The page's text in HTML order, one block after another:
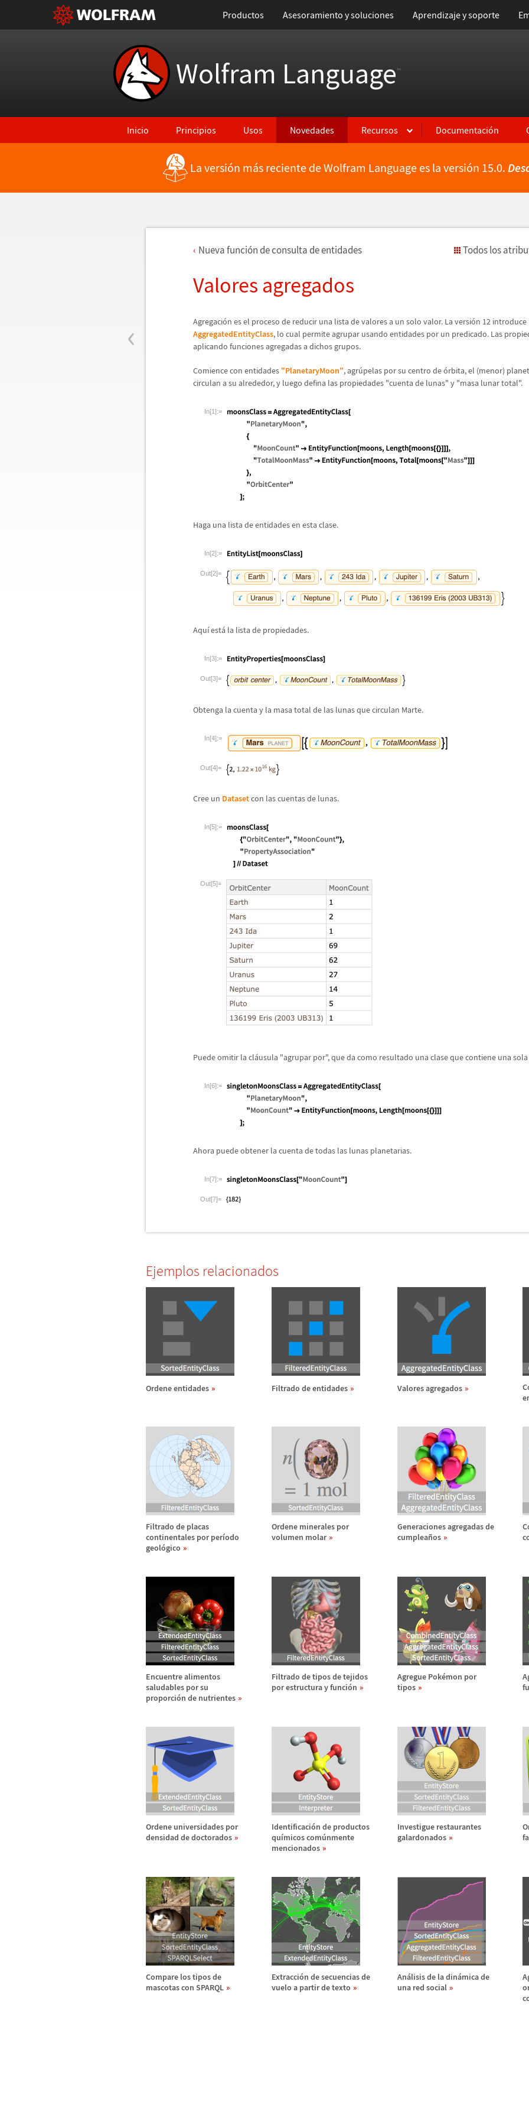
Productos Asesoramiento y soluciones Aprendizaje y soporte
Wolfram Language™
Inicio Principios Usos Novedades Recursos Documentación
La versión más reciente de Wolfram Language es la versión 15.0.
‹
Nueva función de consulta de entidades Todos los
Valores agregados
Agregación es el proceso de reducir una lista de valores a un solo valor. La versión 12 introduce
AggregatedEntityClass, lo cual permite agrupar usando entidades por un predicado. Las
aplicando funciones agregadas a dichos grupos.
Comience con entidades "PlanetaryMoon", agrúpelas por su centro deórbita, el (menor)
circulan a su alrededor, y luego defina las propiedades "cuenta de lunas" y "masa lunar total".
In[1]:=
Haga una lista de entidades en esta clase.
In[2]:=
Out[2]=
Aquíestá la lista de propiedades.
In[3]:=
Out[3]=
Obtenga la cuenta y la masa total de las lunas que circulan Marte.
In[4]:=
Out[4]=
Cree un Datasetcon las cuentas de lunas.
In[5]:=
Out[5]=
Puede omitir la cláusula "agrupar por", que da como resultado una clase que contiene una
In[6]:=
Ahora puede obtener la cuenta de todas las lunas planetarias.
In[7]:=
Out[7]=
Ejemplos relacionados
Ordene entidades Filtrado de entidades Valores agregados
Filtrado de placas
continentales por período
geológico
Ordene minerales por
volumen molar
Generaciones agregadas de
cumpleaños
Encuentre alimentos
saludables por su
proporción de nutrientes
Filtrado de tipos de tejidos
por estructura y función
Agregue Pokémon por
tipos
Ordene universidades por
densidad de doctorados
Identificación de productos
químicos comúnmente
mencionados
Investigue restaurantes
galardonados
Compare los tipos de
mascotas con SPARQL
Extracción de secuencias de
vuelo a partir de texto
Análisis de la dinámica de
una red social